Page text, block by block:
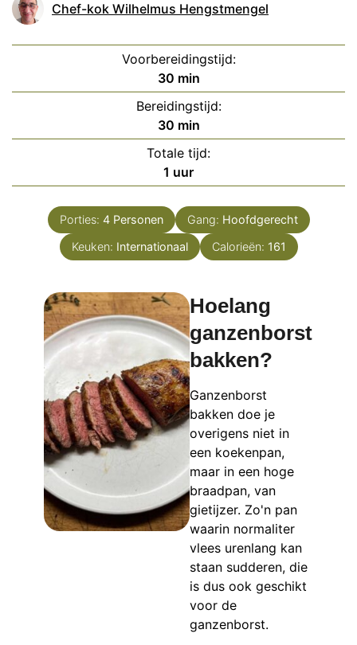
Chef-kok Wilhelmus Hengstmengel
Voorbereidingstijd:
30minuten
min
Bereidingstijd:
30minuten
min
Totale tijd:
1 uur
uur
Porties: 4 Personen Gang: Hoofdgerecht
Keuken: Internationaal Calorieën: 161
Hoelang
ganzenborst
bakken?
Ganzenborst
bakken doe je
overigens niet in
een koekenpan,
maar in een hoge
braadpan, van
gietijzer. Zo'n pan
waarin normaliter
vlees urenlang kan
staan sudderen, die
is dus ook geschikt
voor de
ganzenborst.